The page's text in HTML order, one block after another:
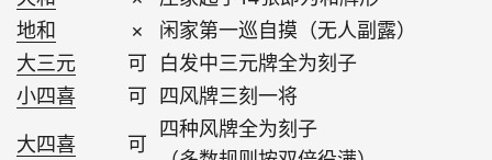
地和
×
闲家第一巡自摸（无人副露）
大三元
可
白发中三元牌全为刻子
小四喜
可 四风牌三刻一将
大四喜 可
四种风牌全为刻子